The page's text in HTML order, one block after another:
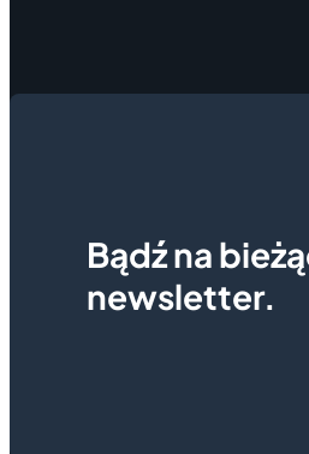
Bądź na
newsletter.